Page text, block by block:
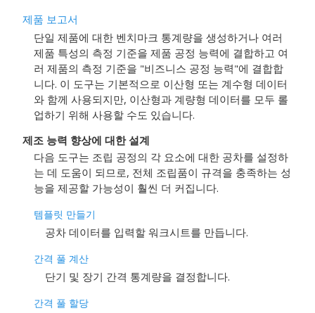
제품 보고서
단일 제품에 대한 벤치마크 통계량을 생성하거나 여러
제품 특성의 측정 기준을 제품 공정 능력에 결합하고 여
러 제품의 측정 기준을 "비즈니스 공정 능력"에 결합합
니다. 이 도구는 기본적으로 이산형 또는 계수형 데이터
와 함께 사용되지만, 이산형과 계량형 데이터를 모두 롤
업하기 위해 사용할 수도 있습니다.
제조 능력 향상에 대한 설계
다음 도구는 조립 공정의 각 요소에 대한 공차를 설정하
는 데 도움이 되므로, 전체 조립품이 규격을 충족하는 성
능을 제공할 가능성이 훨씬 더 커집니다.
템플릿 만들기
공차 데이터를 입력할 워크시트를 만듭니다.
간격 풀 계산
단기 및 장기 간격 통계량을 결정합니다.
간격 풀 할당